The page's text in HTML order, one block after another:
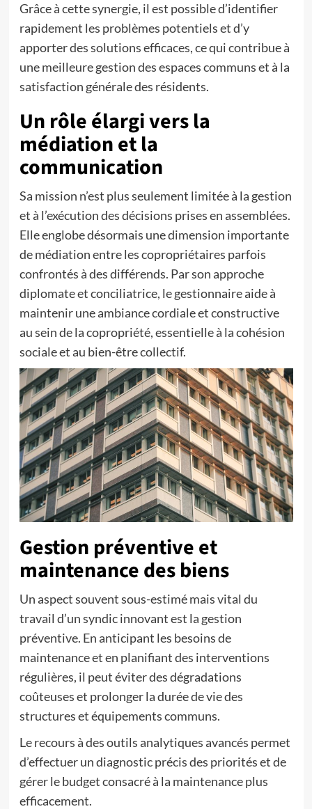
Grâce à cette synergie, il est possible d’identifier
rapidement les problèmes potentiels et d’y
apporter des solutions efficaces, ce qui contribue à
une meilleure gestion des espaces communs et à la
satisfaction générale des résidents.
Un rôle élargi vers la
médiation et la
communication
Sa mission n’est plus seulement limitée à la gestion
et à l’exécution des décisions prises en assemblées.
Elle englobe désormais une dimension importante
de médiation entre les copropriétaires parfois
confrontés à des différends. Par son approche
diplomate et conciliatrice, le gestionnaire aide à
maintenir une ambiance cordiale et constructive
au sein de la copropriété, essentielle à la cohésion
sociale et au bien-être collectif.
Gestion préventive et
maintenance des biens
Un aspect souvent sous-estimé mais vital du
travail d’un syndic innovant est la gestion
préventive. En anticipant les besoins de
maintenance et en planifiant des interventions
régulières, il peut éviter des dégradations
coûteuses et prolonger la durée de vie des
structures et équipements communs.
Le recours à des outils analytiques avancés permet
d’effectuer un diagnostic précis des priorités et de
gérer le budget consacré à la maintenance plus
efficacement.